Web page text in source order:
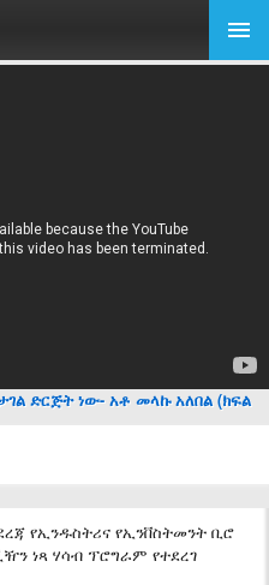
ድርጅት ነው- አቶ መላኩ አለበል (ክፍል
የኢንዱስትሪና የኢንቨስትመንት ቢሮ
ነጻ ሃሳብ ፕሮግራም የተደረገ